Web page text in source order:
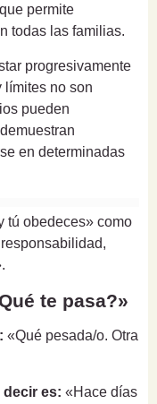
permite
todas las familias.
progresivamente
límites no son
pueden
en determinadas
tú obedeces» como
te pasa?»
«Qué pesada/o. Otra
es: «Hace días